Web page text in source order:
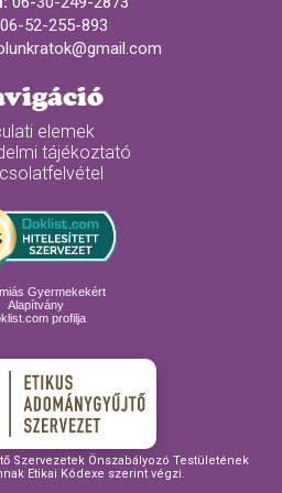
06-52-255-893
elemek
tájékoztató
Gyermekekért
Alapítvány
profilja
Szervezetek Önszabályozó Testületének
Etikai Kódexe szerint végzi.